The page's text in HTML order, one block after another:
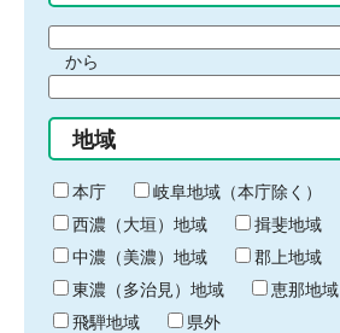
間
始
り
から
間
終
わ
り
地域
本庁
岐阜地域（本庁除く）
西濃（大垣）地域
揖斐地域
中濃（美濃）地域
郡上地域
東濃（多治見）地域
恵那地域
飛騨地域
県外